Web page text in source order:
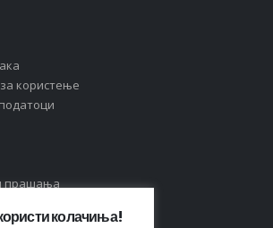
користење
прашања
колачиња!